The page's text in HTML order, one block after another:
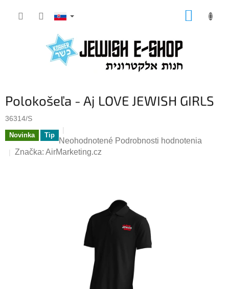
Polokošeľa - Aj LOVE JEWISH GIRLS
36314/S
Novinka Tip
Priemerné
hodnotenie
hviezdičiek.
Neohodnotené Podrobnosti hodnotenia
Značka: AirMarketing.cz